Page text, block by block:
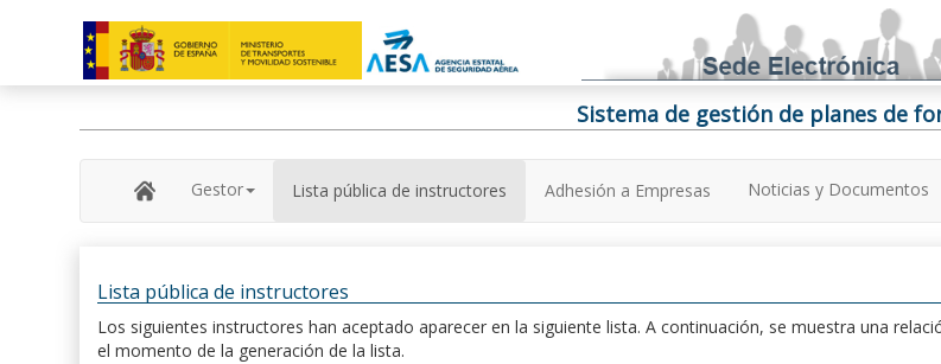
Sistema de gestión de planes de
Gestor Lista pública de instructores Adhesión a Empresas Noticias y Documentos
Lista pública de instructores
Los siguientes instructores han aceptado aparecer en la siguiente lista. A continuación, se muestra una
el momento de la generación de la lista.